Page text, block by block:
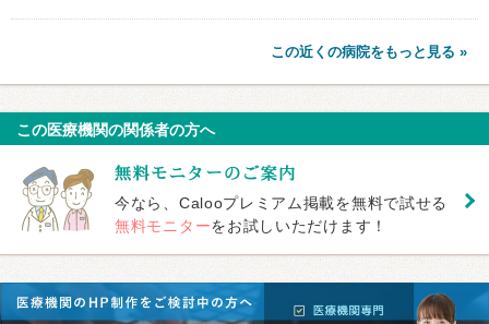
この近くの病院をもっと見る »
この医療機関の関係者の方へ
今なら、Calooプレミアム掲載を無料で試せる
無料モニターをお試しいただけます！